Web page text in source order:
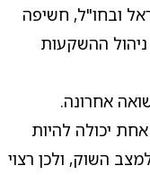
ובחו"ל, חשיפה
ניהול ההשקעות
אחרונה.
יכולה להיות
השוק, ולכן רצוי